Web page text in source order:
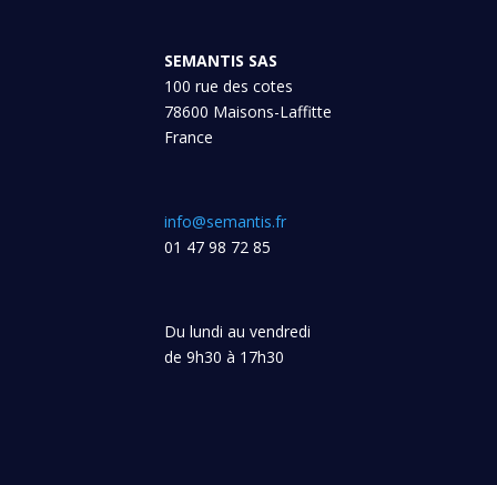
SEMANTIS SAS
100 rue des cotes
78600 Maisons-Laffitte
France
info@semantis.fr
01 47 98 72 85
Du lundi au vendredi
de 9h30 à 17h30